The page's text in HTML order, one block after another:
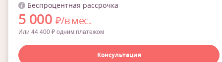
Беспроцентная рассрочка
5 000 ₽/в мес.
Или 44 400 ₽ одним платежом
Консультация